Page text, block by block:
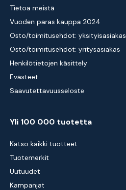
Tietoa meistä
Vuoden paras kauppa 2024
Osto/toimitusehdot: yksityisasiakas
Osto/toimitusehdot: yritysasiakas
Henkilötietojen käsittely
Evästeet
Saavutettavuusseloste
Yli 100 000 tuotetta
Katso kaikki tuotteet
Tuotemerkit
Uutuudet
Kampanjat